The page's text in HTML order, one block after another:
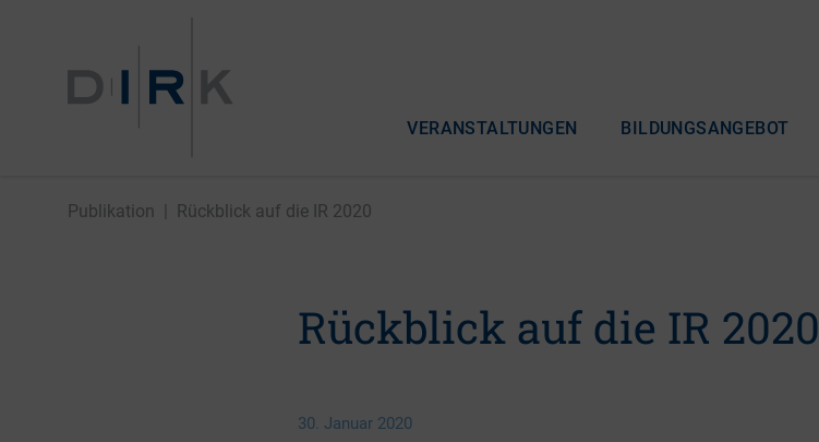
VERANSTALTUNGEN BILDUNGSANGEBOT
Publikation Rückblick auf die IR 2020
Rückblick auf die IR 2020
30. Januar 2020